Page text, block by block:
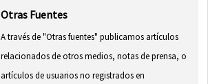
Otras Fuentes
A través de "Otras fuentes" publicamos artículos
relacionados de otros medios, notas de prensa, o
artículos de usuarios no registrados en